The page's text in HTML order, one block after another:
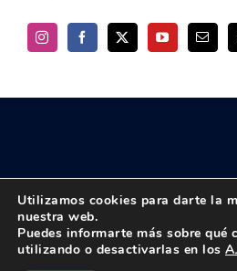
© Copyright 2018 - 2026 UPTA |
|Política de privacidad
Utilizamos cookies para darte la
nuestra web.
Puedes informarte más sobre qué
utilizando o desactivarlas en los